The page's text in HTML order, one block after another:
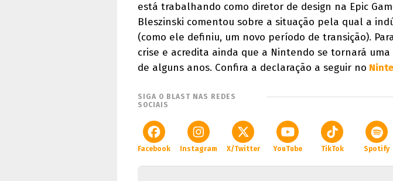
está trabalhando como diretor de design na Epic
Bleszinski comentou sobre a situação pela qual a
(como ele definiu, um novo período de transição).
crise e acredita ainda que a Nintendo se tornará
de alguns anos. Confira a declaração a seguir no
SIGA O BLAST NAS REDES
SOCIAIS
Facebook Instagram X/Twitter YouTube TikTok Spotify